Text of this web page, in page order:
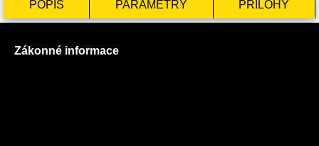
POPIS PARAMETRY PŘÍLOHY
Zákonné informace